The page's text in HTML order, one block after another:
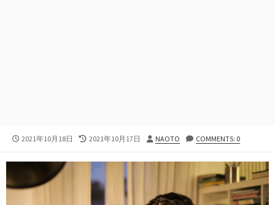
公
日
2021年10月18日
最
更
日
2021年10月17日
投
者
NAOTO COMMENTS: 0